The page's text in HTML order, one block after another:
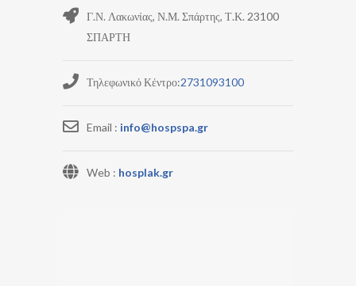
Γ.Ν. Λακωνίας, Ν.Μ. Σπάρτης, Τ.Κ. 23100
ΣΠΑΡΤΗ
Τηλεφωνικό Κέντρο:2731093100
Email : info@hospspa.gr
Web : hosplak.gr